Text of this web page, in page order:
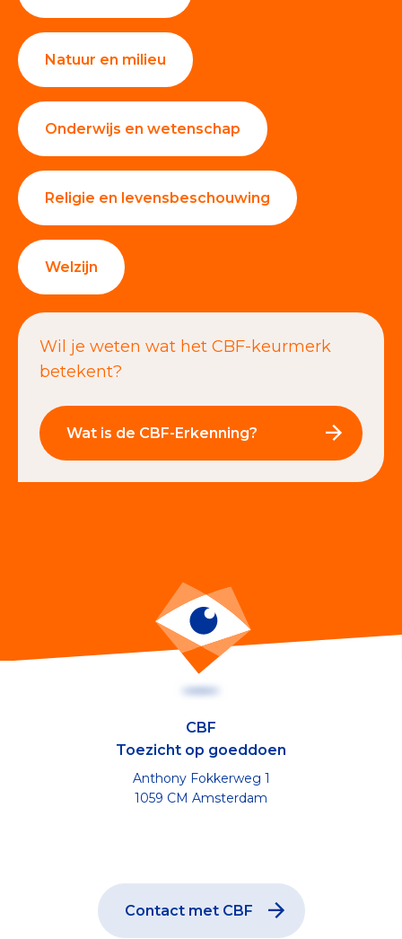
Natuur en milieu
Onderwijs en wetenschap
Religie en levensbeschouwing
Welzijn
Wil je weten wat het CBF-keurmerk
betekent?
Wat is de CBF-Erkenning?
CBF
Toezicht op goeddoen
Anthony Fokkerweg 1
1059 CM Amsterdam
Contact met CBF